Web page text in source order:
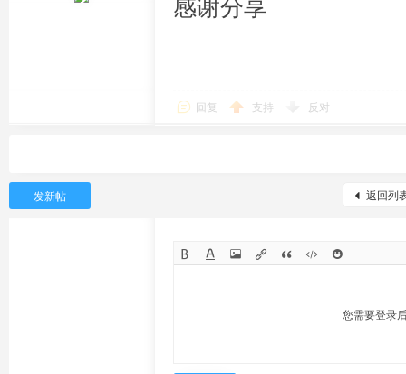
回复 支持 反对
返回列
发新帖
您需要登录